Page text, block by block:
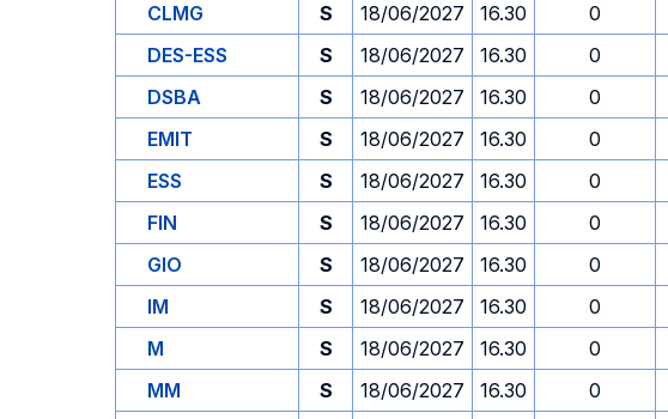
CLMG
S 18/06/2027 16.30 0
DES-ESS
S 18/06/2027 16.30 0
DSBA
S 18/06/2027 16.30 0
EMIT
S 18/06/2027 16.30 0
ESS
S 18/06/2027 16.30 0
FIN
S 18/06/2027 16.30 0
GIO
S 18/06/2027 16.30 0
IM
S 18/06/2027 16.30 0
M
S 18/06/2027 16.30 0
MM
S 18/06/2027 16.30 0